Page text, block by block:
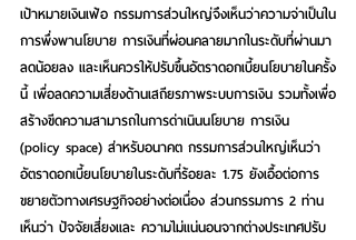
เป้าหมายเงินเฟ้อ กรรมการส่วนใหญ่จึงเห็นว่าความจ่าเป็นใน
การพึ่งพานโยบาย การเงินที่ผ่อนคลายมากในระดับที่ผ่านมา
ลดน้อยลง และเห็นควรให้ปรับขึ้นอัตราดอกเบี้ยนโยบายในครั้ง
นี้ เพื่อลดความเสี่ยงด้านเสถียรภาพระบบการเงิน รวมทั้งเพื่อ
สร้างขีดความสามารถในการด่าเนินนโยบาย การเงิน
(policy space) ส่าหรับอนาคต กรรมการส่วนใหญ่เห็นว่า
อัตราดอกเบี้ยนโยบายในระดับที่ร้อยละ 1.75 ยังเอื้อต่อการ
ขยายตัวทางเศรษฐกิจอย่างต่อเนื่อง ส่วนกรรมการ 2 ท่าน
เห็นว่า ปัจจัยเสี่ยงและ ความไม่แน่นอนจากต่างประเทศปรับ